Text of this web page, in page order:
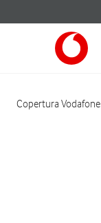
Copertura Vodafone